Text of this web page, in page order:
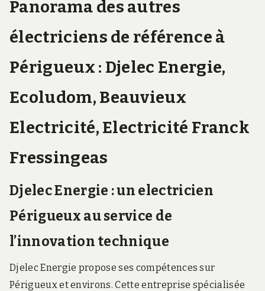
Panorama des autres
électriciens de référence à
Périgueux : Djelec Energie,
Ecoludom, Beauvieux
Electricité, Electricité Franck
Fressingeas
Djelec Energie : un electricien
Périgueux au service de
l’innovation technique
Djelec Energie propose ses compétences sur
Périgueux et environs. Cette entreprise spécialisée